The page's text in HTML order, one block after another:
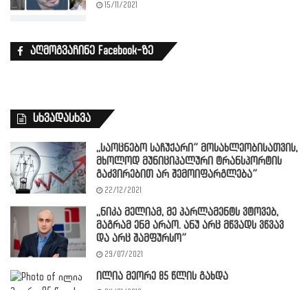
15/11/2021
აღმოგვაჩინე Facebook-ზე
სხვადასხვა
,,საოცნებო საჩუქარი” მოსახლეობისათვის,
მხოლოდ მუნიციპალური ტრანსპორტის
გაძვირებით არ შემოიფარგლება”
22/12/2021
,,ნიკა მელიამ, მე პარლამენტს ვტოვებ,
მაგრამ ენმ არაო. ანუ არც მწვადს ვწვავ
და არც შამფურსო”
29/07/2021
ილია მეორე 85 წლის გახდა